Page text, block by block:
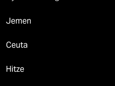
Jemen
Ceuta
Hitze